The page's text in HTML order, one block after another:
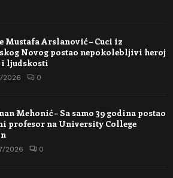
Mustafa Arslanović – Cuci iz
Novog postao nepokolebljivi heroj
i ljudskosti
2026 0
Mehonić – Sa samo 39 godina postao
profesor na University College
2026 0